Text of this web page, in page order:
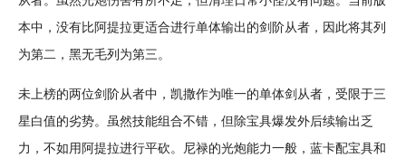
本中，没有比阿提拉更适合进行单体输出的剑阶从者，因此将其列
为第二，黑无毛列为第三。
未上榜的两位剑阶从者中，凯撒作为唯一的单体剑从者，受限于三
星白值的劣势。虽然技能组合不错，但除宝具爆发外后续输出乏
力，不如用阿提拉进行平砍。尼禄的光炮能力一般，蓝卡配宝具和